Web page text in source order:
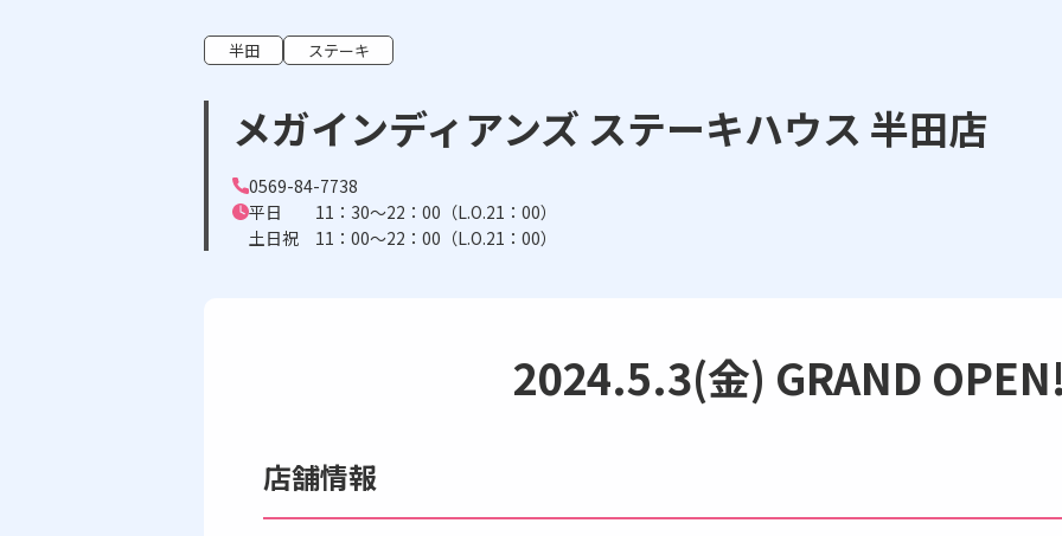
半田 ステーキ
メガインディアンズ ステーキハウス 半田店
0569-84-7738
平日 11：30～22：00（L.O.21：00）
土日祝 11：00～22：00（L.O.21：00）
2024.5.3(金) GRAND
店舗情報